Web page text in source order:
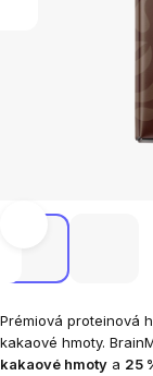
Prémiová proteinová
kakaové hmoty.
kakaové hmoty a 25